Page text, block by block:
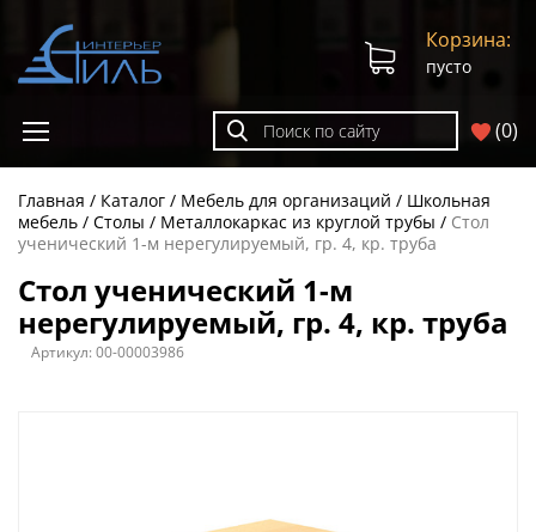
(0)
Корзина:
пусто
Главная Каталог Мебель для организаций
Школьная
мебель
Столы Металлокаркас из круглой трубы
Стол
ученический 1-м нерегулируемый, гр. 4, кр. труба
Стол ученический 1-м
нерегулируемый, гр. 4, кр. труба
Артикул:00-00003986